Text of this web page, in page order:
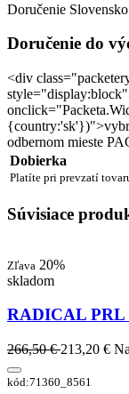
Doručenie
Doručenie do
<div
odbernom mieste
Dobierka
Platíte pri prevzatí
Súvisiace
Zľava 20%
skladom
RADICAL
266,50 €213,20 €
kód:71360_8561